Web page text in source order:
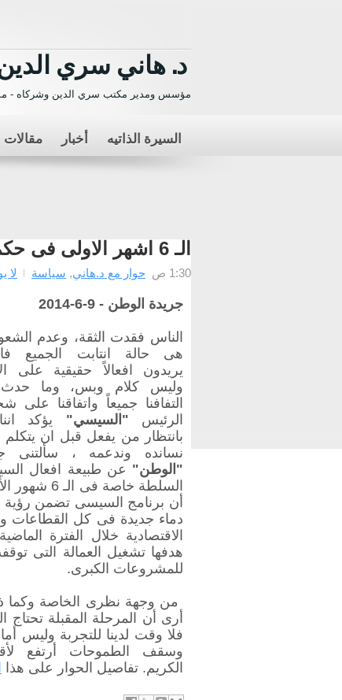
د. هاني سري
مؤسس ومدير مكتب سري الدين وشركاه -
السيرة الذاتيه أخبار مقالات
الـ 6 اشهر الاولى فى حكم "السيسي"
1:30 ص حوار مع د.هاني, سياسة لا
جريدة الوطن - 9-6-2014
الناس فقدت الثقة، وعدم
هى حالة انتابت الجميع
يريدون افعالاً حقيقية على
وليس كلام وبس، وما
التفافنا جميعاً واتفاقنا على
الرئيس "السيسي" يؤكد
بانتظار من يفعل قبل ان
نسانده وندعمه ، سألتنى
"الوطن" عن طبيعة افعال
السلطة
أن برنامج السيسى تضمن
دماء جديدة فى كل القطاعات
الاقتصادية خلال الفترة
هدفها تشغيل العمالة التى
للمشروعات الكبرى.
من وجهة نظرى الخاصة وكما
أرى أن المرحلة المقبلة
فلا وقت لدينا للتجربة وليس
وسقف الطموحات أرتفع
الكريم. تفاصيل الحوار على هذا